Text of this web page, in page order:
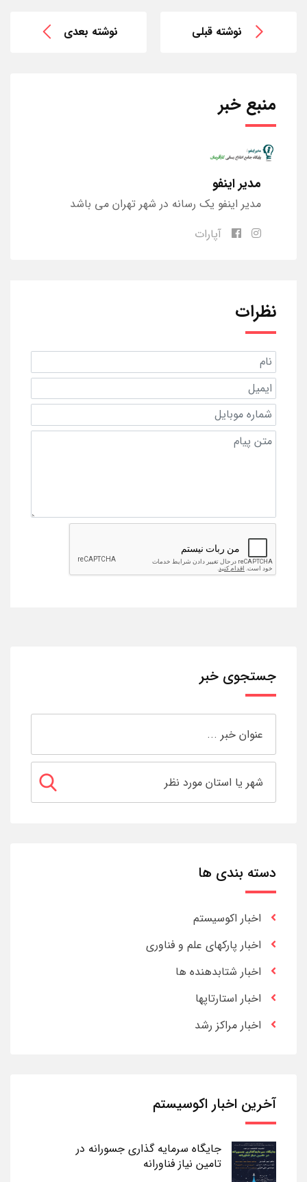
نوشته قبلی نوشته بعدی
منبع خبر
مدیر اینفو
مدیر اینفو یک رسانه در شهر تهران می باشد
آپارات
نظرات
جستجوی خبر
دسته بندی ها
اخبار اکوسیستم
اخبار پارکهای علم و فناوری
اخبار شتابدهنده ها
اخبار استارتاپها
اخبار مراکز رشد
آخرین اخبار اکوسیستم
جایگاه سرمایه گذاری جسورانه در
تامین نیاز فناورانه